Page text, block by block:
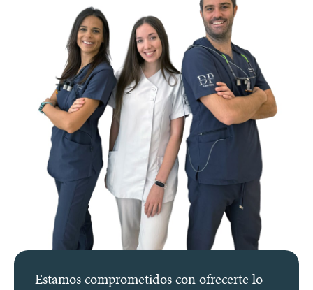
Estamos comprometidos con ofrecerte lo